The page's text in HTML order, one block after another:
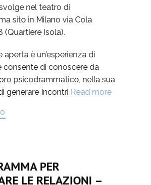
svolge nel teatro di
sito in Milano via Cola
(Quartiere Isola).
aperta è un’esperienza di
consente di conoscere da
psicodrammatico, nella sua
generare Incontri Read more
PER
LE RELAZIONI –